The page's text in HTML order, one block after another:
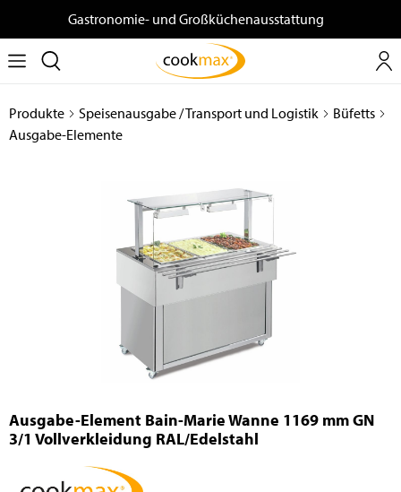
Gastronomie- und Großküchenausstattung
Produkte Speisenausgabe / Transport und Logistik
Büfetts
Ausgabe-Elemente
Ausgabe-Element Bain-Marie Wanne 1169 mm GN
3/1 Vollverkleidung RAL/Edelstahl